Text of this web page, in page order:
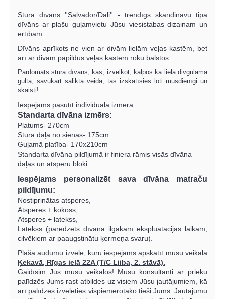
Stūra dīvāns ''Salvador/Dali'' - trendīgs skandināvu tipa
dīvāns ar plašu guļamvietu Jūsu viesistabas dizainam un
ērtībām.
Dīvāns aprīkots ne vien ar divām lielām veļas kastēm, bet
arī ar divām papildus veļas kastēm roku balstos.
Pārdomāts stūra dīvāns, kas, izvelkot, kalpos kā liela divguļamā
gulta, savukārt saliktā veidā, tas izskatīsies ļoti mūsdienīgi un
skaisti!
Iespējams pasūtīt individuālā izmērā.
Standarta dīvāna izmērs:
Platums- 270cm
Stūra daļa no sienas- 175cm
Guļamā platība- 170x210cm
Standarta dīvāna pildījumā ir finiera rāmis visās dīvāna
daļās un atsperu bloki.
Iespējams personalizēt sava dīvāna matraču
pildījumu:
Nostiprinātas atsperes,
Atsperes + kokoss,
Atsperes + latekss,
Latekss (paredzēts dīvāna ilgākam ekspluatācijas laikam,
cilvēkiem ar paaugstinātu ķermeņa svaru).
Plaša audumu izvēle, kuru iespējams apskatīt mūsu veikalā
Ķekavā, Rīgas ielā 22A (T/C Liiba, 2. stāvā).
Gaidīsim Jūs mūsu veikalos! Mūsu konsultanti ar prieku
palīdzēs Jums rast atbildes uz visiem Jūsu jautājumiem, kā
arī palīdzēs izvēlēties vispiemērotāko tieši Jums. Jautājumu